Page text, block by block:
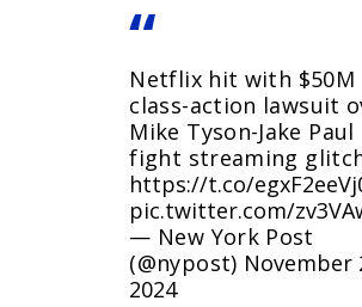
Netflix hit with $50M
class-action lawsuit
Mike Tyson-Jake Paul
fight streaming
https://t.co/
pic.twitter.com/
— New York Post
(@nypost) November
2024